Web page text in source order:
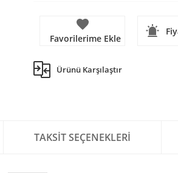
Ürünü Karşılaştır
TAKSIT SEÇENEKLERI